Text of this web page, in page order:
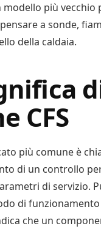
modello più
a sonde,
della caldaia.
CFS
più comune è
di un controllo
di servizio.
di
che un